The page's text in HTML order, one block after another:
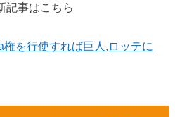
記事はこちら
を行使すれば巨人,ロッテに